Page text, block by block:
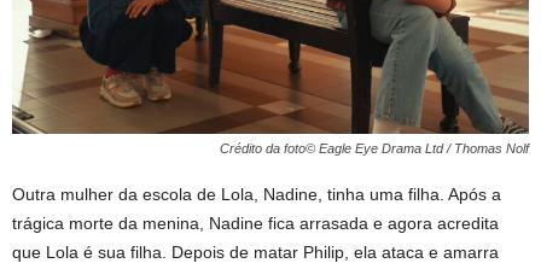
Crédito da foto© Eagle Eye Drama Ltd / Thomas Nolf
Outra mulher da escola de Lola, Nadine, tinha uma filha. Após a
trágica morte da menina, Nadine fica arrasada e agora acredita
que Lola é sua filha. Depois de matar Philip, ela ataca e amarra